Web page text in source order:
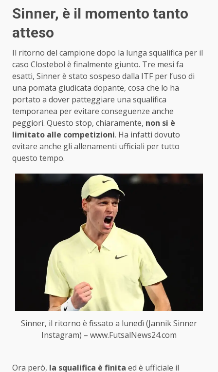
Sinner, è il momento tanto
atteso
Il ritorno del campione dopo la lunga squalifica per il
caso Clostebol è finalmente giunto. Tre mesi fa
esatti, Sinner è stato sospeso dalla ITF per l’uso di
una pomata giudicata dopante, cosa che lo ha
portato a dover patteggiare una squalifica
temporanea per evitare conseguenze anche
peggiori. Questo stop, chiaramente, non si è
limitato alle competizioni. Ha infatti dovuto
evitare anche gli allenamenti ufficiali per tutto
questo tempo.
Sinner, il ritorno è fissato a lunedì (Jannik Sinner
Instagram) – www.FutsalNews24.com
Ora però, la squalifica è finita ed è ufficiale il